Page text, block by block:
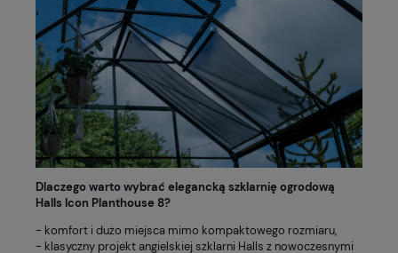
Dlaczego warto wybrać elegancką szklarnię ogrodową
Halls Icon Planthouse 8?
- komfort i dużo miejsca mimo kompaktowego rozmiaru,
- klasyczny projekt angielskiej szklarni Halls z nowoczesnymi